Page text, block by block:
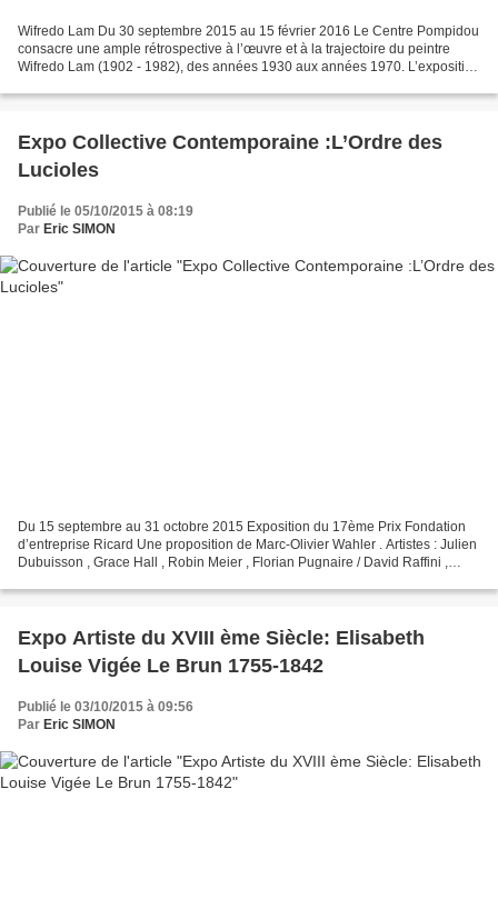
Wifredo Lam Du 30 septembre 2015 au 15 février 2016 Le Centre Pompidou
consacre une ample rétrospective à l’œuvre et à la trajectoire du peintre
Wifredo Lam (1902 - 1982), des années 1930 aux années 1970. L’exposition
Expo Collective Contemporaine :L’Ordre des
Lucioles
Publié le 05/10/2015 à 08:19
Par Eric SIMON
Du 15 septembre au 31 octobre 2015 Exposition du 17ème Prix Fondation
d’entreprise Ricard Une proposition de Marc-Olivier Wahler . Artistes : Julien
Dubuisson , Grace Hall , Robin Meier , Florian Pugnaire / David Raffini ,
Expo Artiste du XVIII ème Siècle: Elisabeth
Louise Vigée Le Brun 1755-1842
Publié le 03/10/2015 à 09:56
Par Eric SIMON